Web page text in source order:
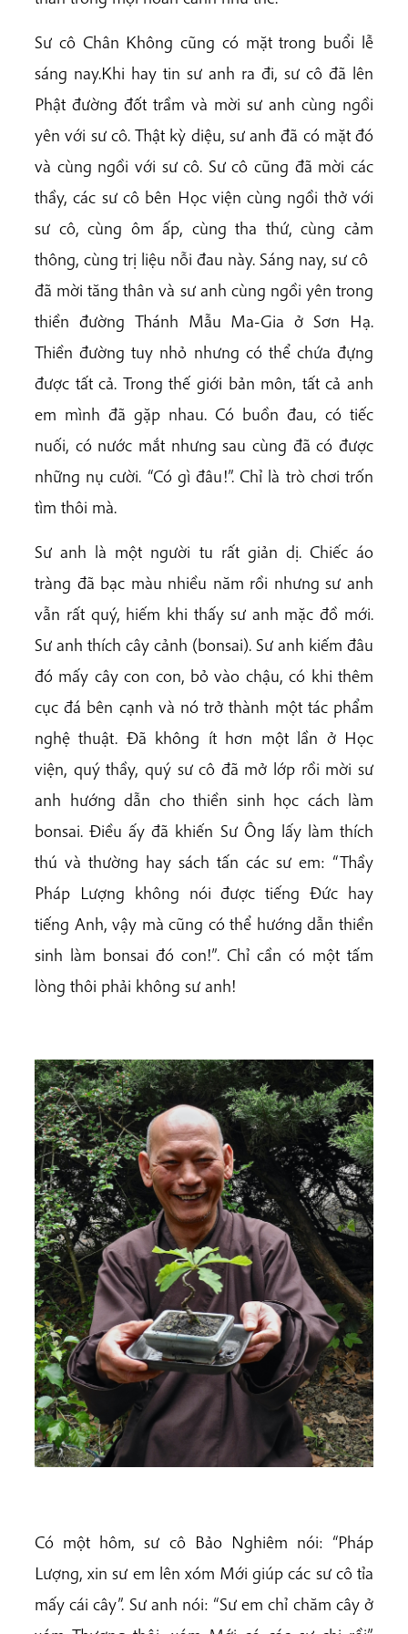
Sư cô Chân Không cũng có mặt trong buổi lễ
sáng nay.Khi hay tin sư anh ra đi, sư cô đã lên
Phật đường đốt trầm và mời sư anh cùng ngồi
yên với sư cô. Thật kỳ diệu, sư anh đã có mặt đó
và cùng ngồi với sư cô. Sư cô cũng đã mời các
thầy, các sư cô bên Học viện cùng ngồi thở với
sư cô, cùng ôm ấp, cùng tha thứ, cùng cảm
thông, cùng trị liệu nỗi đau này. Sáng nay, sư cô
đã mời tăng thân và sư anh cùng ngồi yên trong
thiền đường Thánh Mẫu Ma-Gia ở Sơn Hạ.
Thiền đường tuy nhỏ nhưng có thể chứa đựng
được tất cả. Trong thế giới bản môn, tất cả anh
em mình đã gặp nhau. Có buồn đau, có tiếc
nuối, có nước mắt nhưng sau cùng đã có được
những nụ cười. “Có gì đâu!”. Chỉ là trò chơi trốn
tìm thôi mà.
Sư anh là một người tu rất giản dị. Chiếc áo
tràng đã bạc màu nhiều năm rồi nhưng sư anh
vẫn rất quý, hiếm khi thấy sư anh mặc đồ mới.
Sư anh thích cây cảnh (bonsai). Sư anh kiếm đâu
đó mấy cây con con, bỏ vào chậu, có khi thêm
cục đá bên cạnh và nó trở thành một tác phẩm
nghệ thuật. Đã không ít hơn một lần ở Học
viện, quý thầy, quý sư cô đã mở lớp rồi mời sư
anh hướng dẫn cho thiền sinh học cách làm
bonsai. Điều ấy đã khiến Sư Ông lấy làm thích
thú và thường hay sách tấn các sư em: “Thầy
Pháp Lượng không nói được tiếng Đức hay
tiếng Anh, vậy mà cũng có thể hướng dẫn thiền
sinh làm bonsai đó con!”. Chỉ cần có một tấm
lòng thôi phải không sư anh!
Có một hôm, sư cô Bảo Nghiêm nói: “Pháp
Lượng, xin sư em lên xóm Mới giúp các sư cô tỉa
mấy cái cây”. Sư anh nói: “Sư em chỉ chăm cây ở